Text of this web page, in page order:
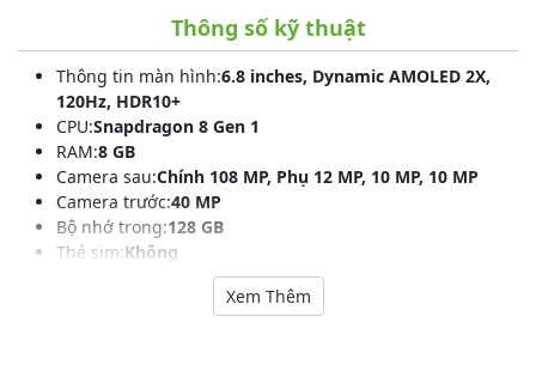
Thông số kỹ thuật
Thông tin màn hình:6.8 inches, Dynamic AMOLED 2X,
120Hz, HDR10+
CPU:Snapdragon 8 Gen 1
RAM:8 GB
Camera sau:Chính 108 MP, Phụ 12 MP, 10 MP, 10 MP
Camera trước:40 MP
Bộ nhớ trong:128 GB
Thẻ sim:Không
5000 mAh (Hỗ trợ sạc tối đa 45 W)
Android 12Xem Thêm